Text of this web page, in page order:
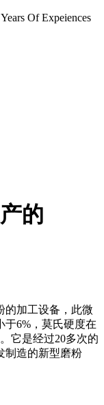
Of Expeiences
的
的加工设备，此微
于6%，莫氏硬度在
它是经过20多次的
制造的新型磨粉